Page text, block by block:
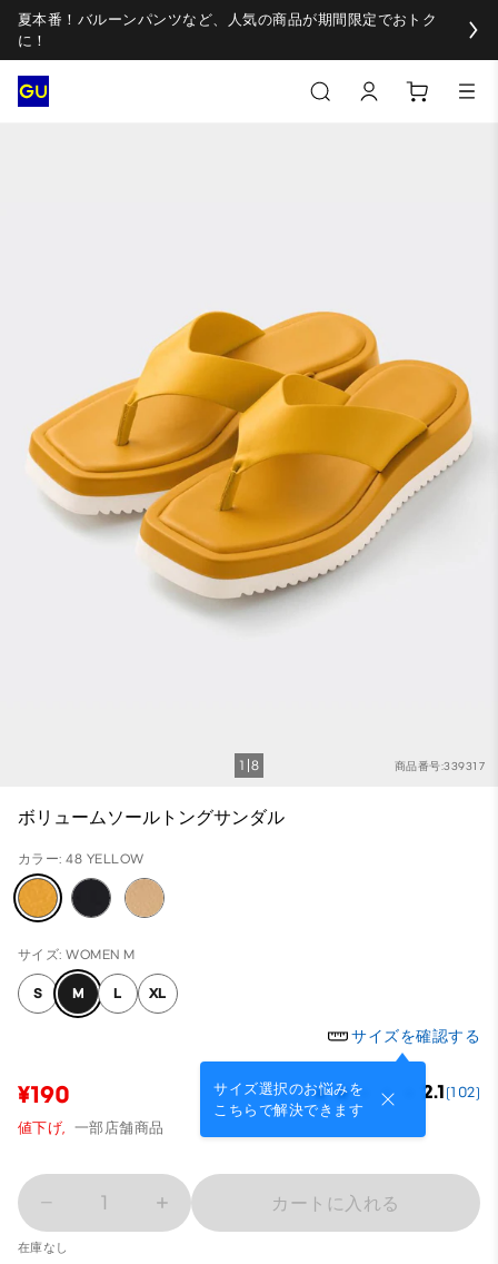
夏本番！バルーンパンツなど、人気の商品が期間限定でおトク
に！
商品番号:339317
1 8
ボリュームソールトングサンダル
カラー: 48 YELLOW
サイズ: WOMEN M
S M L XL
サイズを確認する
サイズ選択のお悩みを
こちらで解決できます
¥190 2.1 (102)
値下げ, 一部店舗商品
1 カートに入れる
在庫なし